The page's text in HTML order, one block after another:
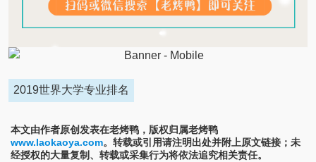
2019世界大学专业排名
本文由作者原创发表在老烤鸭，版权归属老烤鸭
www.laokaoya.com。转载或引用请注明出处并附上原文链接；未
经授权的大量复制、转载或采集行为将依法追究相关责任。